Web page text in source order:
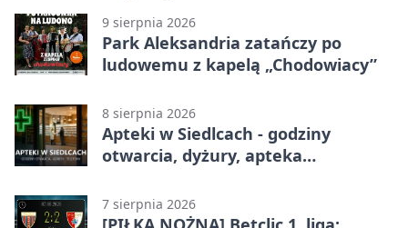
9 sierpnia 2026
Park Aleksandria zatańczy po
ludowemu z kapelą „Chodowiacy”
8 sierpnia 2026
Apteki w Siedlcach - godziny
otwarcia, dyżury, apteka
7 sierpnia 2026